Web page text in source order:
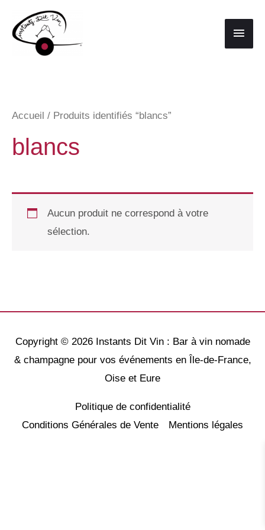
contenu
Accueil / Produits identifiés “blancs”
blancs
Aucun produit ne correspond à votre
sélection.
Copyright © 2026 Instants Dit Vin : Bar à vin nomade
& champagne pour vos événements en Île-de-France,
Oise et Eure
Politique de confidentialité
Conditions Générales de Vente
Mentions légales